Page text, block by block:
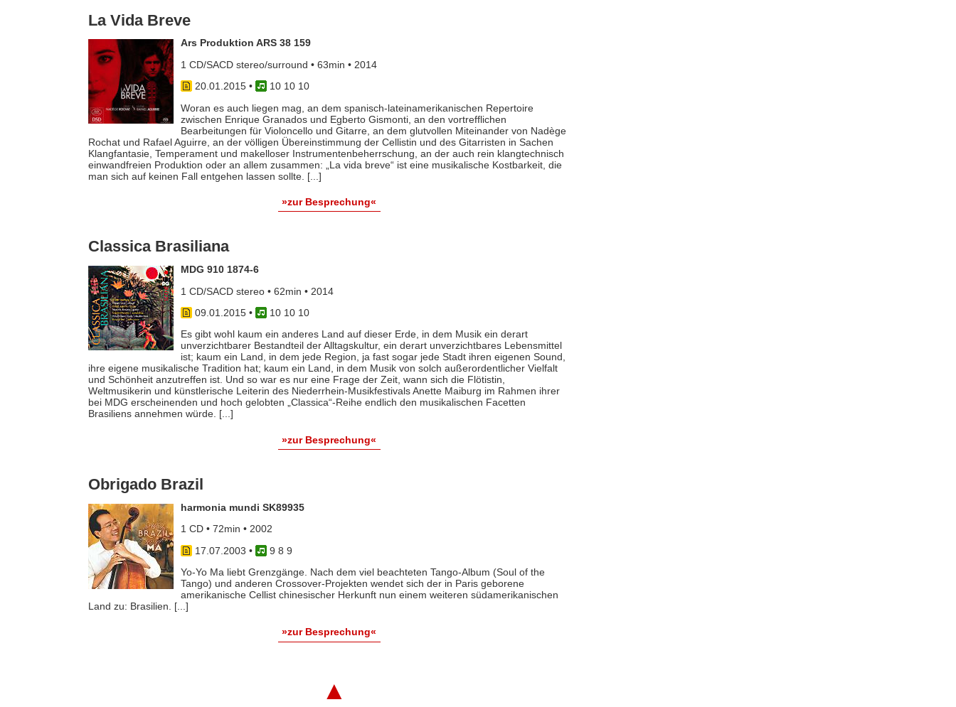
La Vida Breve
Ars Produktion ARS 38 159
1 CD/SACD stereo/surround • 63min • 2014
20.01.2015•
10 10 10
Woran es auch liegen mag, an dem spanisch-lateinamerikanischen Repertoire
zwischen Enrique Granados und Egberto Gismonti, an den vortrefflichen
Bearbeitungen für Violoncello und Gitarre, an dem glutvollen Miteinander von Nadège
Rochat und Rafael Aguirre, an der völligen Übereinstimmung der Cellistin und des Gitarristen in Sachen
Klangfantasie, Temperament und makelloser Instrumentenbeherrschung, an der auch rein klangtechnisch
einwandfreien Produktion oder an allem zusammen: „La vida breve“ ist eine musikalische Kostbarkeit, die
man sich auf keinen Fall entgehen lassen sollte. [...]
»zur Besprechung«
Classica Brasiliana
MDG 910 1874-6
1 CD/SACD stereo • 62min • 2014
09.01.2015•
10 10 10
Es gibt wohl kaum ein anderes Land auf dieser Erde, in dem Musik ein derart
unverzichtbarer Bestandteil der Alltagskultur, ein derart unverzichtbares Lebensmittel
ist; kaum ein Land, in dem jede Region, ja fast sogar jede Stadt ihren eigenen Sound,
ihre eigene musikalische Tradition hat; kaum ein Land, in dem Musik von solch außerordentlicher Vielfalt
und Schönheit anzutreffen ist. Und so war es nur eine Frage der Zeit, wann sich die Flötistin,
Weltmusikerin und künstlerische Leiterin des Niederrhein-Musikfestivals Anette Maiburg im Rahmen ihrer
bei MDG erscheinenden und hoch gelobten „Classica“-Reihe endlich den musikalischen Facetten
Brasiliens annehmen würde. [...]
»zur Besprechung«
Obrigado Brazil
harmonia mundi SK89935
1 CD • 72min • 2002
17.07.2003 •
9 8 9
Yo-Yo Ma liebt Grenzgänge. Nach dem viel beachteten Tango-Album (Soul of the
Tango) und anderen Crossover-Projekten wendet sich der in Paris geborene
amerikanische Cellist chinesischer Herkunft nun einem weiteren südamerikanischen
Land zu: Brasilien. [...]
»zur Besprechung«
▲